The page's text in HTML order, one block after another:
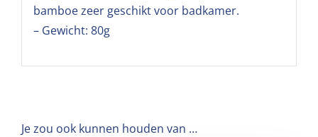
bamboe zeer geschikt voor badkamer.
– Gewicht: 80g
Je zou ook kunnen houden van …